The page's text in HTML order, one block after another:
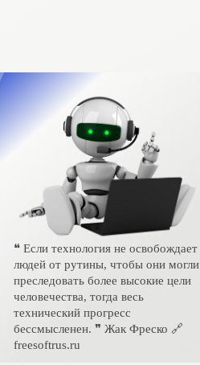
❝ Если технология не освобождает
людей от рутины, чтобы они могли
преследовать более высокие цели
человечества, тогда весь
технический прогресс
бессмысленен. ❞ Жак Фреско 🔗
freesoftrus.ru